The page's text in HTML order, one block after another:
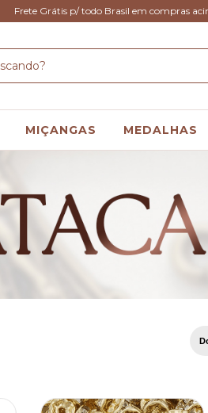
Frete Grátis p/ todo Brasil em compras
MIÇANGAS MEDALHAS